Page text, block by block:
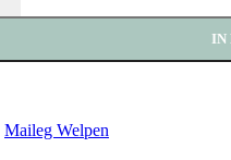
IN
Maileg Welpen